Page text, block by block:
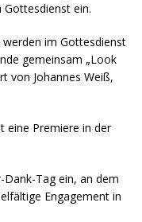
ein.
im Gottesdienst
gemeinsam „Look
von Johannes Weiß,
eine Premiere in der
Tag ein, an dem
Engagement in